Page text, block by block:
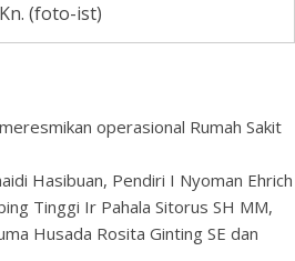
(foto-ist)
operasional Rumah Sakit
Hasibuan, Pendiri I Nyoman Ehrich
Tinggi Ir Pahala Sitorus SH MM,
Husada Rosita Ginting SE dan